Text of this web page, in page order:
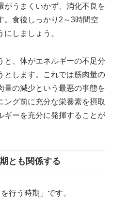
がうまくいかず、消化不良を
。食後しっかり2～3時間空
しましょう。
と、体がエネルギーの不足分
とします。これでは筋肉量の
量の減少という最悪の事態を
ング前に充分な栄養素を摂取
ギーを充分に発揮することが
とも関係する
行う時期」です。